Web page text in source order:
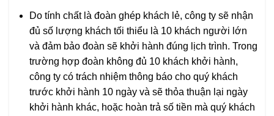
Do tính chất là đoàn ghép khách lẻ, công ty sẽ nhận
đủ số lượng khách tối thiểu là 10 khách người lớn
và đảm bảo đoàn sẽ khởi hành đúng lịch trình. Trong
trường hợp đoàn không đủ 10 khách khởi hành,
công ty có trách nhiệm thông báo cho quý khách
trước khởi hành 10 ngày và sẽ thỏa thuận lại ngày
khởi hành khác, hoặc hoàn trả số tiền mà quý khách